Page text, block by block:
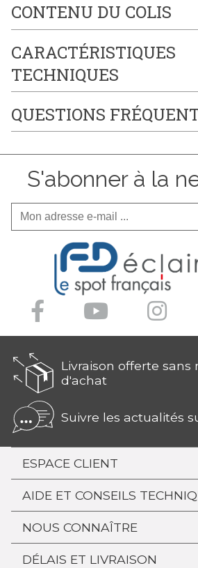
CONTENU DU COLIS
CARACTÉRISTIQUES
TECHNIQUES
QUESTIONS
S'abonner à la
Livraison offerte
d'achat
Suivre les actualités
ESPACE CLIENT
AIDE ET CONSEILS
NOUS CONNAÎTRE
DÉLAIS ET LIVRAISON